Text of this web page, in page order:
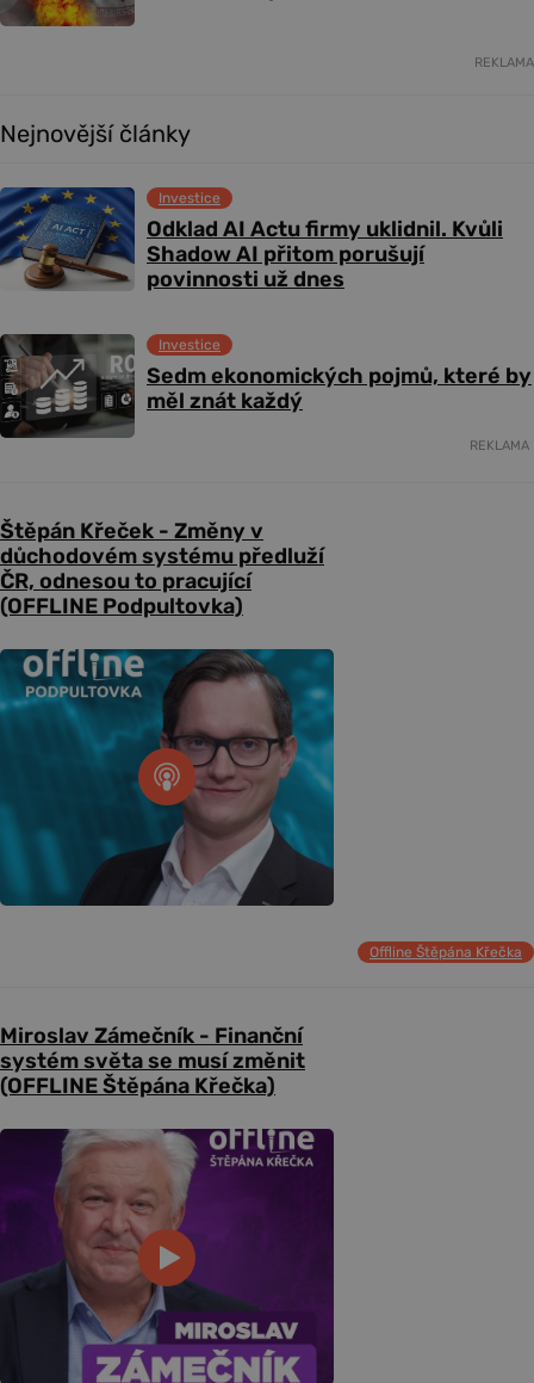
REKLAMA
Nejnovější články
Odklad AI Actu firmy uklidnil. Kvůli
Shadow AI přitom porušují
povinnosti už dnes
Investice
Sedm ekonomických pojmů, které by
měl znát každý
Investice
REKLAMA
Štěpán Křeček - Změny v
důchodovém systému předluží
ČR, odnesou to pracující
(OFFLINE Podpultovka)
Offline Štěpána Křečka
Miroslav Zámečník - Finanční
systém světa se musí změnit
(OFFLINE Štěpána Křečka)